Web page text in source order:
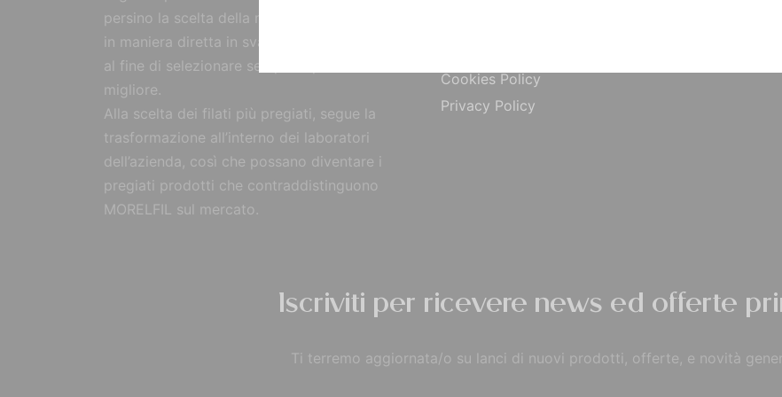
persino la scelta della materia prima, reperita
in maniera diretta in svariate parti del mondo
al fine di selezionare sempre il prodotto
migliore.
Alla scelta dei filati più pregiati, segue la
trasformazione all’interno dei laboratori
dell’azienda, così che possano diventare i
pregiati prodotti che contraddistinguono
MORELFIL sul mercato.
Cookies Policy
Privacy Policy
Iscriviti per ricevere news ed offerte
Ti terremo aggiornata/o su lanci di nuovi prodotti, offerte, e novità